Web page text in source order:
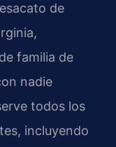
de
familia de
nadie
todos los
incluyendo